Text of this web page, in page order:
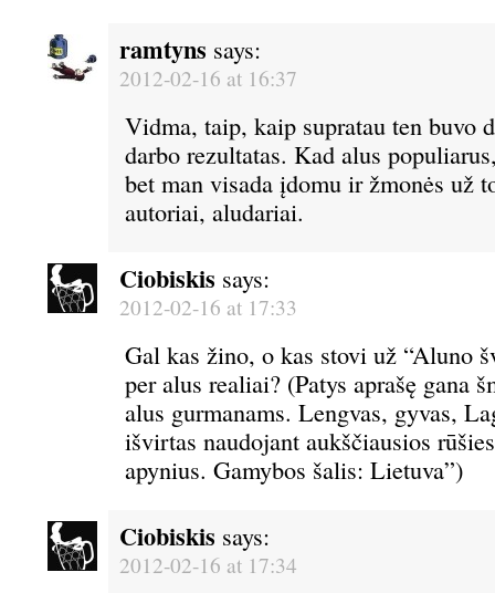
ramtyns says:
2012-02-16 at 16:37
Vidma, taip, kaip supratau ten buvo
darbo rezultatas. Kad alus
bet man visada įdomu ir žmonės už
autoriai, aludariai.
Ciobiskis says:
2012-02-16 at 17:33
Gal kas žino, o kas stovi už “Aluno
per alus realiai? (Patys aprašę gana
alus gurmanams. Lengvas, gyvas,
išvirtas naudojant aukščiausios
apynius. Gamybos šalis: Lietuva”)
Ciobiskis says:
2012-02-16 at 17:34